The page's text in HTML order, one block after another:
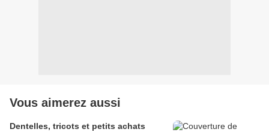
Vous aimerez aussi
Dentelles, tricots et petits achats